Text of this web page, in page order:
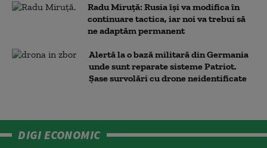
Radu Miruță: Rusia își va modifica în
continuare tactica, iar noi va trebui să
ne adaptăm permanent
Alertă la o bază militară din Germania
unde sunt reparate sisteme Patriot.
Șase survolări cu drone neidentificate
DIGI ECONOMIC